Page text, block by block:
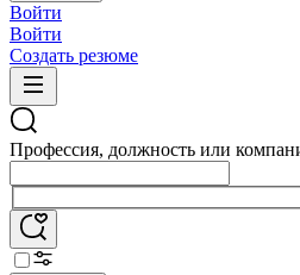
Войти
Войти
Создать резюме
Профессия, должность или